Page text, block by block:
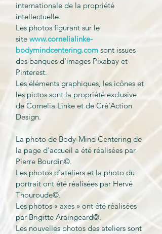
internationale de la propriété
intellectuelle.
Les photos figurant sur le
site www.cornelialinke-
bodymindcentering.com sont issues
des banques d'images Pixabay et
Pinterest.
Les éléments graphiques, les icônes et
les pictos sont la propriété exclusive
de Cornelia Linke et de Cré'Action
Design.
La photo de Body-Mind Centering de
la page d'accueil a été réalisées par
Pierre Bourdin©.
Les photos d'ateliers et la photo du
portrait ont été réalisées par Hervé
Thouroude©.
Les photos « axes » ont été réalisées
par Brigitte Araingeard©.
Les nouvelles photos des ateliers sont